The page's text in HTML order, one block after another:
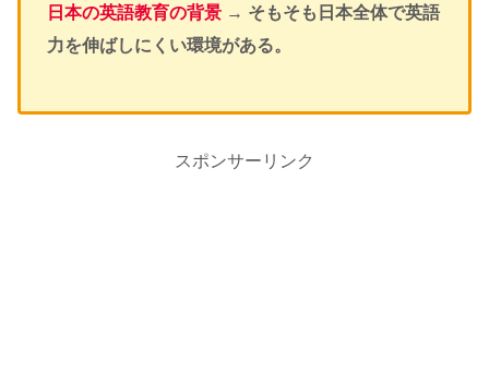
日本の英語教育の背景 → そもそも日本全体で英語
力を伸ばしにくい環境がある。
スポンサーリンク